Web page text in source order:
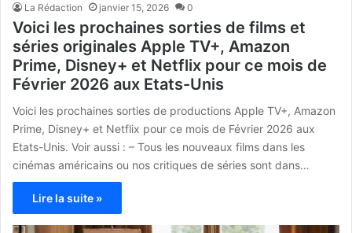
La Rédaction janvier 15, 2026 0
Voici les prochaines sorties de films et
séries originales Apple TV+, Amazon
Prime, Disney+ et Netflix pour ce mois de
Février 2026 aux Etats-Unis
Voici les prochaines sorties de productions Apple TV+, Amazon
Prime, Disney+ et Netflix pour ce mois de Février 2026 aux
Etats-Unis. Voir aussi : – Tous les nouveaux films dans les
cinémas américains ou nos critiques de séries sont dans…
Lire la suite »